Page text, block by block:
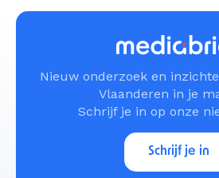
Nieuw onderzoek en
Vlaanderen in je
Schrijf je in op onze
Schrijf je in